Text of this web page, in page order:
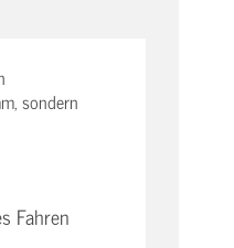
sondern
Fahren